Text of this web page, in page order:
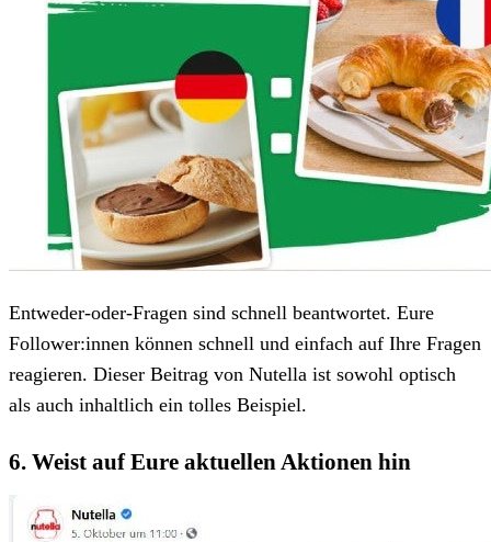
Entweder-oder-Fragen sind schnell beantwortet. Eure
Follower:innen können schnell und einfach auf Ihre Fragen
reagieren. Dieser Beitrag von Nutella ist sowohl optisch
als auch inhaltlich ein tolles Beispiel.
6. Weist auf Eure aktuellen Aktionen hin